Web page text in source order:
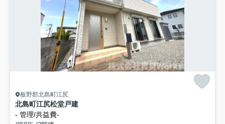
板野郡北島町江尻
北島町江尻松堂戸建
- 管理/共益費-